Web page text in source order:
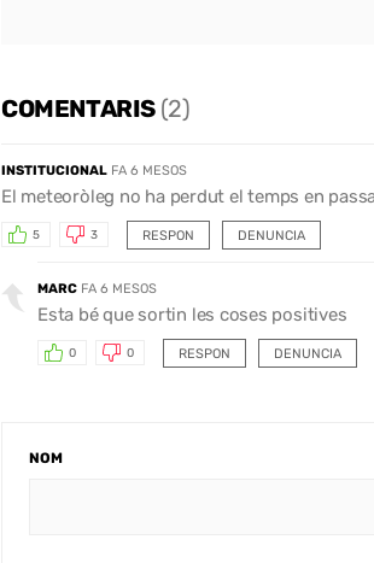
COMENTARIS (2)
INSTITUCIONAL FA 6 MESOS
El meteoròleg no ha perdut el temps en
RESPON
5 3 DENUNCIA
MARC FA 6 MESOS
Esta bé que sortin les coses positives
RESPON
0 0 DENUNCIA
NOM